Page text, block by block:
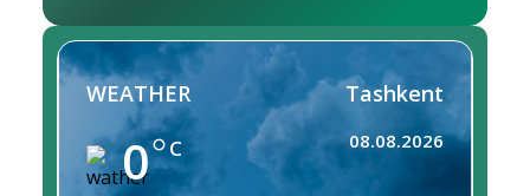
WEATHER
0 C
Tashkent
08.08.2026